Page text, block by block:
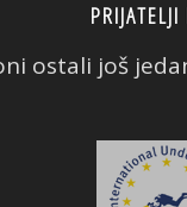
ostali još